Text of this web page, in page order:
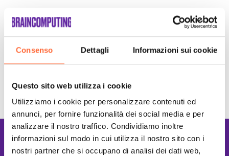
Consenso Dettagli Informazioni sui cookie
Questo sito web utilizza i cookie
Utilizziamo i cookie per personalizzare contenuti ed
annunci, per fornire funzionalità dei social media e per
analizzare il nostro traffico. Condividiamo inoltre
informazioni sul modo in cui utilizza il nostro sito con i
nostri partner che si occupano di analisi dei dati web,
Lavoriamo con le